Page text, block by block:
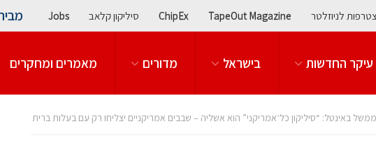
לניוזלטר TapeOut Magazine
ChipEx סיליקון קלאב Jobs
עיקר החדשות בישראל מדורים מאמרים ומחקרים
באינטל: “סיליקון כל־אמריקני” הוא אשליה – שבבים אמריקניים יצליחו רק עם בעלות ברית